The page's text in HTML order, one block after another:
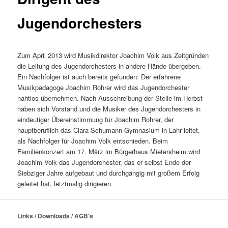
Jugendorchesters
Zum April 2013 wird Musikdirektor Joachim Volk aus Zeitgründen
die Leitung des Jugendorchesters in andere Hände übergeben.
Ein Nachfolger ist auch bereits gefunden: Der erfahrene
Musikpädagoge Joachim Rohrer wird das Jugendorchester
nahtlos übernehmen. Nach Ausschreibung der Stelle im Herbst
haben sich Vorstand und die Musiker des Jugendorchesters in
eindeutiger Übereinstimmung für Joachim Rohrer, der
hauptberuflich das Clara-Schumann-Gymnasium in Lahr leitet,
als Nachfolger für Joachim Volk entschieden. Beim
Familienkonzert am 17. März im Bürgerhaus Mietersheim wird
Joachim Volk das Jugendorchester, das er selbst Ende der
Siebziger Jahre aufgebaut und durchgängig mit großem Erfolg
geleitet hat, letztmalig dirigieren.
Links / Downloads / AGB's